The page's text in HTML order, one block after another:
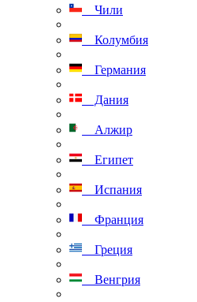
Чили
Колумбия
Германия
Дания
Алжир
Египет
Испания
Франция
Греция
Венгрия